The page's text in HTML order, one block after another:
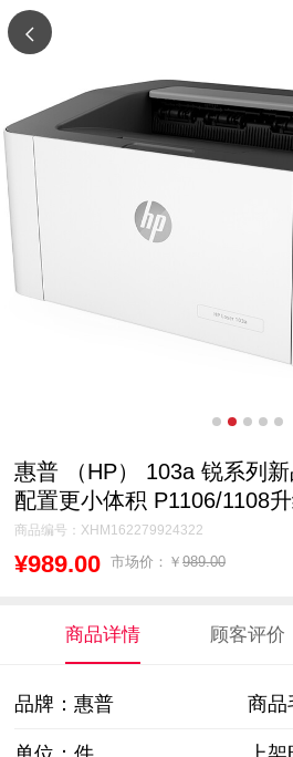
惠普 （HP） 103a 锐系列
配置更小体积 P1106/1108
商品编号： XHM162279924322
¥989.00 市场价：￥ 989.00
商品详情 顾客评价
品牌：惠普 商品